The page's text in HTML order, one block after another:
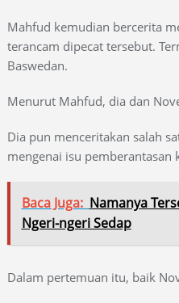
Mahfud kemudian bercerita
terancam dipecat tersebut.
Baswedan.
Menurut Mahfud, dia dan
Dia pun menceritakan salah
mengenai isu pemberantasan
Baca Juga: Namanya
Ngeri-ngeri Sedap
Dalam pertemuan itu, baik